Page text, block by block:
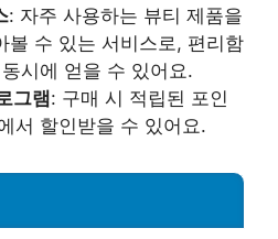
: 자주 사용하는 뷰티 제품을
볼 수 있는 서비스로, 편리함
시에 얻을 수 있어요.
그램: 구매 시 적립된 포인
서 할인받을 수 있어요.